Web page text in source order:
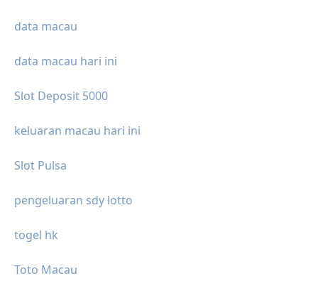
data macau
data macau hari ini
Slot Deposit 5000
keluaran macau hari ini
Slot Pulsa
pengeluaran sdy lotto
togel hk
Toto Macau